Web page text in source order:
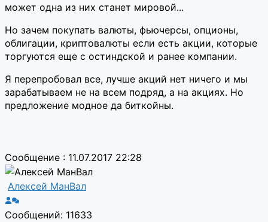
может одна из них станет мировой...
Но зачем покупать валюты, фьючерсы, опционы,
облигации, криптовалюты если есть акции, которые
торгуются еще с остиндской и ранее компании.
Я перепробовал все, лучше акций нет ничего и мы
зарабатываем не на всем подряд, а на акциях. Но
предложение модное да биткойны.
Сообщение : 11.07.2017 22:28
Алексей МанВал
Сообщений: 11633